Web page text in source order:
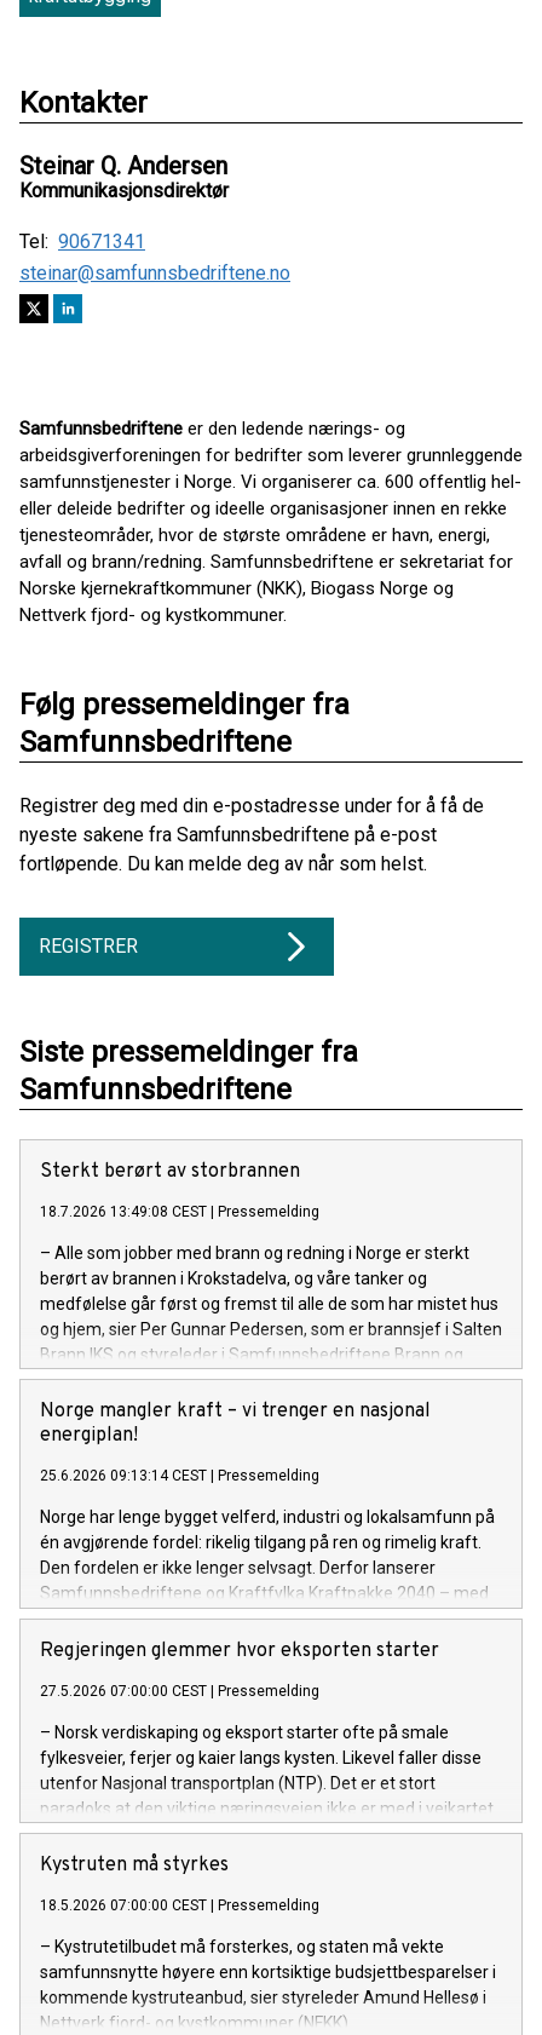
Kontakter
Steinar Q. Andersen
Kommunikasjonsdirektør
Tel: 90671341
steinar@samfunnsbedriftene.no
Samfunnsbedriftene er den ledende nærings- og
arbeidsgiverforeningen for bedrifter som leverer grunnleggende
samfunnstjenester i Norge. Vi organiserer ca. 600 offentlig hel-
eller deleide bedrifter og ideelle organisasjoner innen en rekke
tjenesteområder, hvor de største områdene er havn, energi,
avfall og brann/redning. Samfunnsbedriftene er sekretariat for
Norske kjernekraftkommuner (NKK), Biogass Norge og
Nettverk fjord- og kystkommuner.
Følg pressemeldinger fra
Samfunnsbedriftene
Registrer deg med din e-postadresse under for å få de
nyeste sakene fra Samfunnsbedriftene på e-post
fortløpende. Du kan melde deg av når som helst.
REGISTRER
Siste pressemeldinger fra
Samfunnsbedriftene
Sterkt berørt av storbrannen
18.7.2026 13:49:08 CEST Pressemelding
– Alle som jobber med brann og redning i Norge er sterkt
berørt av brannen i Krokstadelva, og våre tanker og
medfølelse går først og fremst til alle de som har mistet hus
og hjem, sier Per Gunnar Pedersen, som er brannsjef i Salten
Brann IKS og styreleder i Samfunnsbedriftene Brann og
redning.
Norge mangler kraft – vi trenger en nasjonal
energiplan!
25.6.2026 09:13:14 CEST Pressemelding
Norge har lenge bygget velferd, industri og lokalsamfunn på
én avgjørende fordel: rikelig tilgang på ren og rimelig kraft.
Den fordelen er ikke lenger selvsagt. Derfor lanserer
Samfunnsbedriftene og Kraftfylka Kraftpakke 2040 – med
krav om en nasjonal energiplan.
Regjeringen glemmer hvor eksporten starter
27.5.2026 07:00:00 CEST Pressemelding
– Norsk verdiskaping og eksport starter ofte på smale
fylkesveier, ferjer og kaier langs kysten. Likevel faller disse
utenfor Nasjonal transportplan (NTP). Det er et stort
paradoks at den viktige næringsveien ikke er med i veikartet.
Kystruten må styrkes
18.5.2026 07:00:00 CEST Pressemelding
– Kystrutetilbudet må forsterkes, og staten må vekte
samfunnsnytte høyere enn kortsiktige budsjettbesparelser i
kommende kystruteanbud, sier styreleder Amund Hellesø i
Nettverk fjord- og kystkommuner (NFKK).